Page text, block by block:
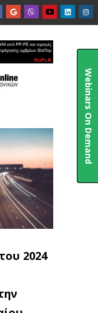

2024
Webinars On Demand